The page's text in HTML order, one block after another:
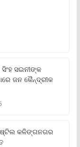
ସଇନୀଙ୍କ
ଜନ କୈନ୍ଦ୍ରୀକ
ଷ୍ଟିଲ କଳିଙ୍ଗନଗର